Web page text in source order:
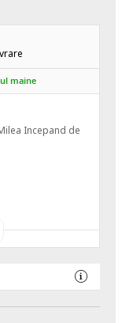
maine
Incepand de